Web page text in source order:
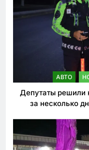
АВТО
Депутаты решили
за несколько